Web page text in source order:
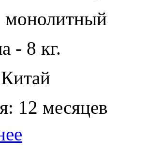
монолитный
- 8 кг.
12 месяцев